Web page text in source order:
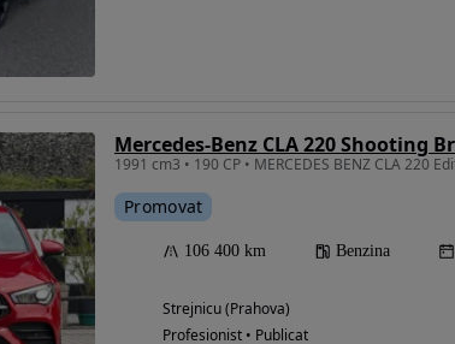
Mercedes-Benz CLA 220 Shooting
Promovat
106 400 km Benzina
Strejnicu (Prahova)
Profesionist • Publicat